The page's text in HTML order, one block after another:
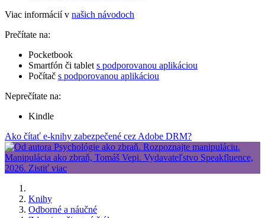
Viac informácií v našich návodoch
Prečítate na:
Pocketbook
Smartfón či tablet s podporovanou aplikáciou
Počítač s podporovanou aplikáciou
Neprečítate na:
Kindle
Ako čítať e-knihy zabezpečené cez Adobe DRM?
Knihy
Odborné a náučné